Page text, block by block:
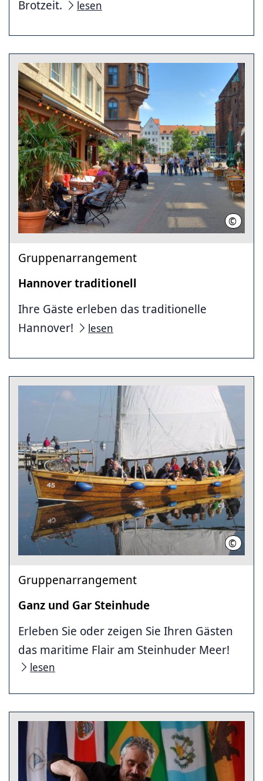
Brotzeit. lesen
© HMTG
Gruppenarrangement
Hannover traditionell
Ihre Gäste erleben das traditionelle
Hannover!
lesen
© HMTG
Gruppenarrangement
Ganz und Gar Steinhude
Erleben Sie oder zeigen Sie Ihren Gästen
das maritime Flair am Steinhuder Meer!
lesen